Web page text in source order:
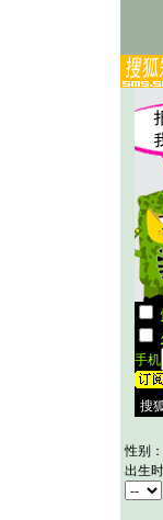
性别：
出生